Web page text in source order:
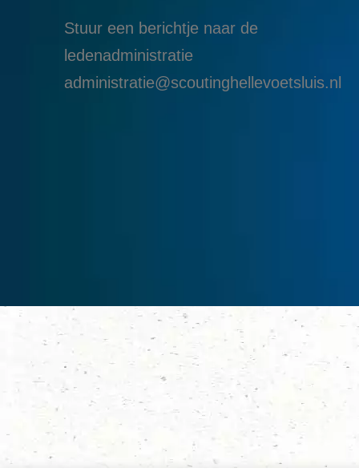
Stuur een berichtje naar de
ledenadministratie
administratie@scoutinghellevoetsluis.nl